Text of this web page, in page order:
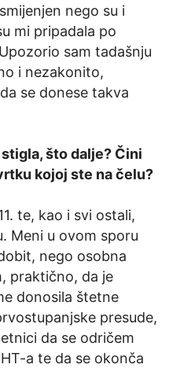
nego su i
mi pripadala po
sam tadašnju
i nezakonito,
se donese takva
što dalje? Čini
kojoj ste na čelu?
te, kao i svi ostali,
Meni u ovom sporu
nego osobna
praktično, da je
donosila štetne
presude,
da se odričem
a te da se okonča